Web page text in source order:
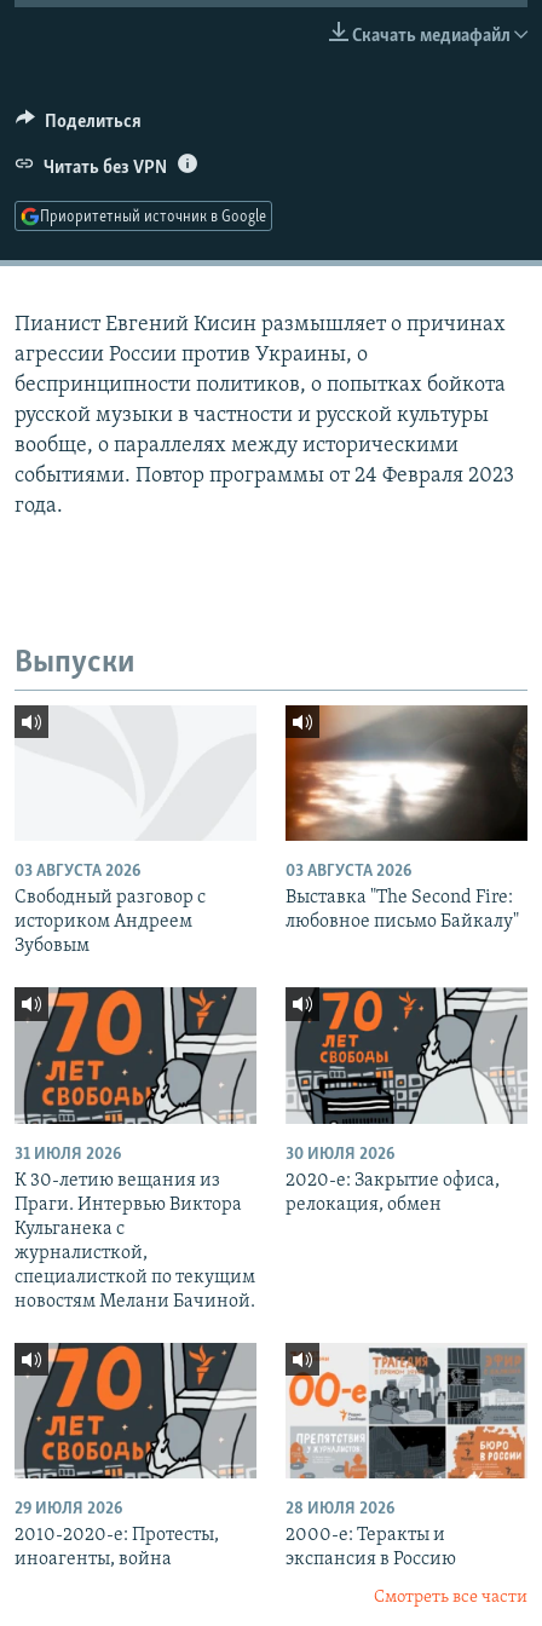
СОЦИАЛЬНЫЕ СЕТИ
Скачать медиафайл
Поделиться
Читать без VPN
Приоритетный источник в Google
Пианист Евгений Кисин размышляет о причинах
агрессии России против Украины, о
беспринципности политиков, о попытках бойкота
русской музыки в частности и русской культуры
вообще, о параллелях между историческими
событиями. Повтор программы от 24 Февраля 2023
года.
Выпуски
03 АВГУСТА 2026
Свободный разговор с
историком Андреем
Зубовым
03 АВГУСТА 2026
Выставка "The Second Fire:
любовное письмо Байкалу"
31 ИЮЛЯ 2026
К 30-летию вещания из
Праги. Интервью Виктора
Кульганека с
журналисткой,
специалисткой по текущим
новостям Мелани Бачиной.
30 ИЮЛЯ 2026
2020-е: Закрытие офиса,
релокация, обмен
29 ИЮЛЯ 2026
2010-2020-е: Протесты,
иноагенты, война
28 ИЮЛЯ 2026
2000-е: Теракты и
экспансия в Россию
Смотреть все части